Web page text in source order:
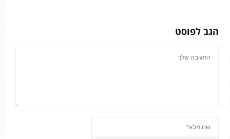
הגב לפוסט